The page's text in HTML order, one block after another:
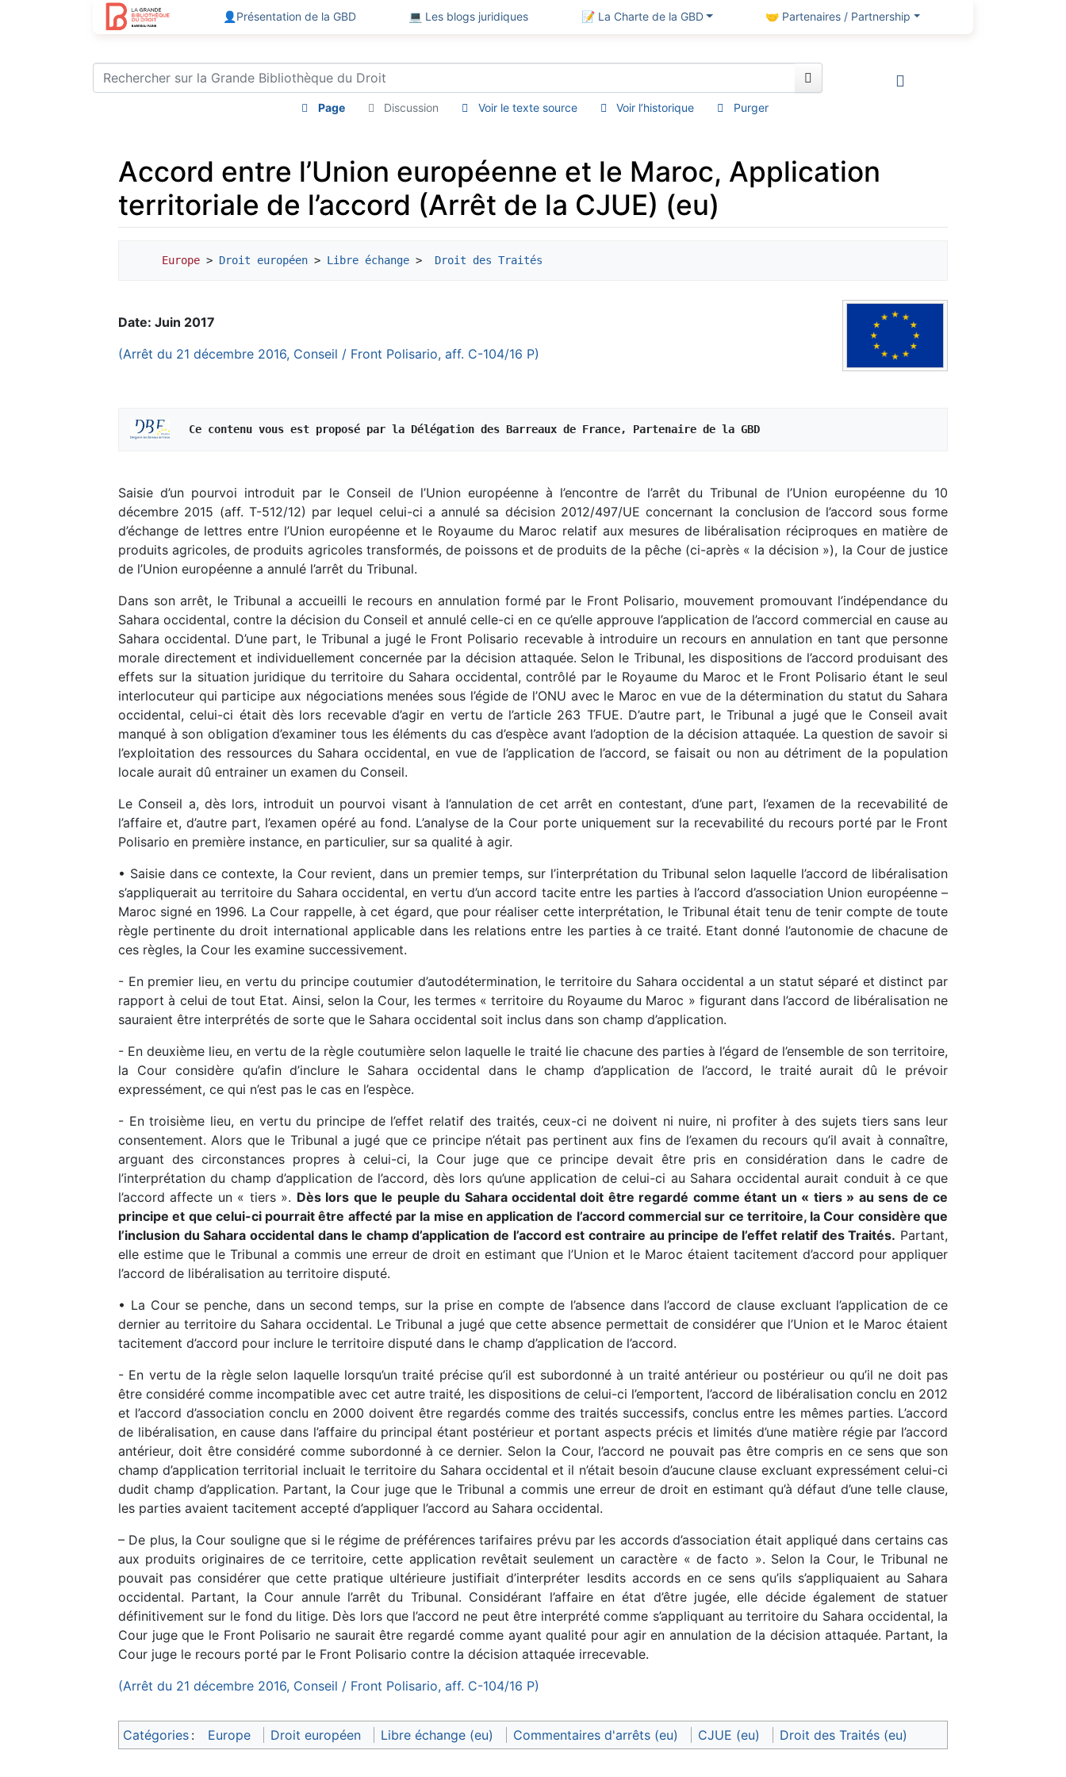
👤Présentation de la GBD 💻 Les blogs juridiques 📝 La Charte de la GBD 🤝 Partenaires / Partnership
Page Discussion Voir le texte source Voir l’historique Purger
Accord entre l’Union européenne et le Maroc, Application
territoriale de l’accord (Arrêt de la CJUE) (eu)
Europe > Droit européen > Libre échange > Droit des Traités
Date: Juin 2017
(Arrêt du 21 décembre 2016, Conseil / Front Polisario, aff. C-104/16 P)
   Ce contenu vous est proposé par la Délégation des Barreaux de France, Partenaire de la GBD
Saisie d’un pourvoi introduit par le Conseil de l’Union européenne à l’encontre de l’arrêt du Tribunal de l’Union européenne du 10
décembre 2015 (aff. T-512/12) par lequel celui-ci a annulé sa décision 2012/497/UE concernant la conclusion de l’accord sous forme
d’échange de lettres entre l’Union européenne et le Royaume du Maroc relatif aux mesures de libéralisation réciproques en matière de
produits agricoles, de produits agricoles transformés, de poissons et de produits de la pêche (ci-après « la décision »), la Cour de justice
de l’Union européenne a annulé l’arrêt du Tribunal.
Dans son arrêt, le Tribunal a accueilli le recours en annulation formé par le Front Polisario, mouvement promouvant l’indépendance du
Sahara occidental, contre la décision du Conseil et annulé celle-ci en ce qu’elle approuve l’application de l’accord commercial en cause au
Sahara occidental. D’une part, le Tribunal a jugé le Front Polisario recevable à introduire un recours en annulation en tant que personne
morale directement et individuellement concernée par la décision attaquée. Selon le Tribunal, les dispositions de l’accord produisant des
effets sur la situation juridique du territoire du Sahara occidental, contrôlé par le Royaume du Maroc et le Front Polisario étant le seul
interlocuteur qui participe aux négociations menées sous l’égide de l’ONU avec le Maroc en vue de la détermination du statut du Sahara
occidental, celui-ci était dès lors recevable d’agir en vertu de l’article 263 TFUE. D’autre part, le Tribunal a jugé que le Conseil avait
manqué à son obligation d’examiner tous les éléments du cas d’espèce avant l’adoption de la décision attaquée. La question de savoir si
l’exploitation des ressources du Sahara occidental, en vue de l’application de l’accord, se faisait ou non au détriment de la population
locale aurait dû entrainer un examen du Conseil.
Le Conseil a, dès lors, introduit un pourvoi visant à l’annulation de cet arrêt en contestant, d’une part, l’examen de la recevabilité de
l’affaire et, d’autre part, l’examen opéré au fond. L’analyse de la Cour porte uniquement sur la recevabilité du recours porté par le Front
Polisario en première instance, en particulier, sur sa qualité à agir.
• Saisie dans ce contexte, la Cour revient, dans un premier temps, sur l’interprétation du Tribunal selon laquelle l’accord de libéralisation
s’appliquerait au territoire du Sahara occidental, en vertu d’un accord tacite entre les parties à l’accord d’association Union européenne –
Maroc signé en 1996. La Cour rappelle, à cet égard, que pour réaliser cette interprétation, le Tribunal était tenu de tenir compte de toute
règle pertinente du droit international applicable dans les relations entre les parties à ce traité. Etant donné l’autonomie de chacune de
ces règles, la Cour les examine successivement.
- En premier lieu, en vertu du principe coutumier d’autodétermination, le territoire du Sahara occidental a un statut séparé et distinct par
rapport à celui de tout Etat. Ainsi, selon la Cour, les termes « territoire du Royaume du Maroc » figurant dans l’accord de libéralisation ne
sauraient être interprétés de sorte que le Sahara occidental soit inclus dans son champ d’application.
- En deuxième lieu, en vertu de la règle coutumière selon laquelle le traité lie chacune des parties à l’égard de l’ensemble de son territoire,
la Cour considère qu’afin d’inclure le Sahara occidental dans le champ d’application de l’accord, le traité aurait dû le prévoir
expressément, ce qui n’est pas le cas en l’espèce.
- En troisième lieu, en vertu du principe de l’effet relatif des traités, ceux-ci ne doivent ni nuire, ni profiter à des sujets tiers sans leur
consentement. Alors que le Tribunal a jugé que ce principe n’était pas pertinent aux fins de l’examen du recours qu’il avait à connaître,
arguant des circonstances propres à celui-ci, la Cour juge que ce principe devait être pris en considération dans le cadre de
l’interprétation du champ d’application de l’accord, dès lors qu’une application de celui-ci au Sahara occidental aurait conduit à ce que
l’accord affecte un « tiers ». Dès lors que le peuple du Sahara occidental doit être regardé comme étant un « tiers » au sens de ce
principe et que celui-ci pourrait être affecté par la mise en application de l’accord commercial sur ce territoire, la Cour considère que
l’inclusion du Sahara occidental dans le champ d’application de l’accord est contraire au principe de l’effet relatif des Traités. Partant,
elle estime que le Tribunal a commis une erreur de droit en estimant que l’Union et le Maroc étaient tacitement d’accord pour appliquer
l’accord de libéralisation au territoire disputé.
• La Cour se penche, dans un second temps, sur la prise en compte de l’absence dans l’accord de clause excluant l’application de ce
dernier au territoire du Sahara occidental. Le Tribunal a jugé que cette absence permettait de considérer que l’Union et le Maroc étaient
tacitement d’accord pour inclure le territoire disputé dans le champ d’application de l’accord.
- En vertu de la règle selon laquelle lorsqu’un traité précise qu’il est subordonné à un traité antérieur ou postérieur ou qu’il ne doit pas
être considéré comme incompatible avec cet autre traité, les dispositions de celui-ci l’emportent, l’accord de libéralisation conclu en 2012
et l’accord d’association conclu en 2000 doivent être regardés comme des traités successifs, conclus entre les mêmes parties. L’accord
de libéralisation, en cause dans l’affaire du principal étant postérieur et portant aspects précis et limités d’une matière régie par l’accord
antérieur, doit être considéré comme subordonné à ce dernier. Selon la Cour, l’accord ne pouvait pas être compris en ce sens que son
champ d’application territorial incluait le territoire du Sahara occidental et il n’était besoin d’aucune clause excluant expressément celui-ci
dudit champ d’application. Partant, la Cour juge que le Tribunal a commis une erreur de droit en estimant qu’à défaut d’une telle clause,
les parties avaient tacitement accepté d’appliquer l’accord au Sahara occidental.
– De plus, la Cour souligne que si le régime de préférences tarifaires prévu par les accords d’association était appliqué dans certains cas
aux produits originaires de ce territoire, cette application revêtait seulement un caractère « de facto ». Selon la Cour, le Tribunal ne
pouvait pas considérer que cette pratique ultérieure justifiait d’interpréter lesdits accords en ce sens qu’ils s’appliquaient au Sahara
occidental. Partant, la Cour annule l’arrêt du Tribunal. Considérant l’affaire en état d’être jugée, elle décide également de statuer
définitivement sur le fond du litige. Dès lors que l’accord ne peut être interprété comme s’appliquant au territoire du Sahara occidental, la
Cour juge que le Front Polisario ne saurait être regardé comme ayant qualité pour agir en annulation de la décision attaquée. Partant, la
Cour juge le recours porté par le Front Polisario contre la décision attaquée irrecevable.
(Arrêt du 21 décembre 2016, Conseil / Front Polisario, aff. C-104/16 P)
Catégories : Europe Droit européen Libre échange (eu) Commentaires d'arrêts (eu) CJUE (eu) Droit des Traités (eu)